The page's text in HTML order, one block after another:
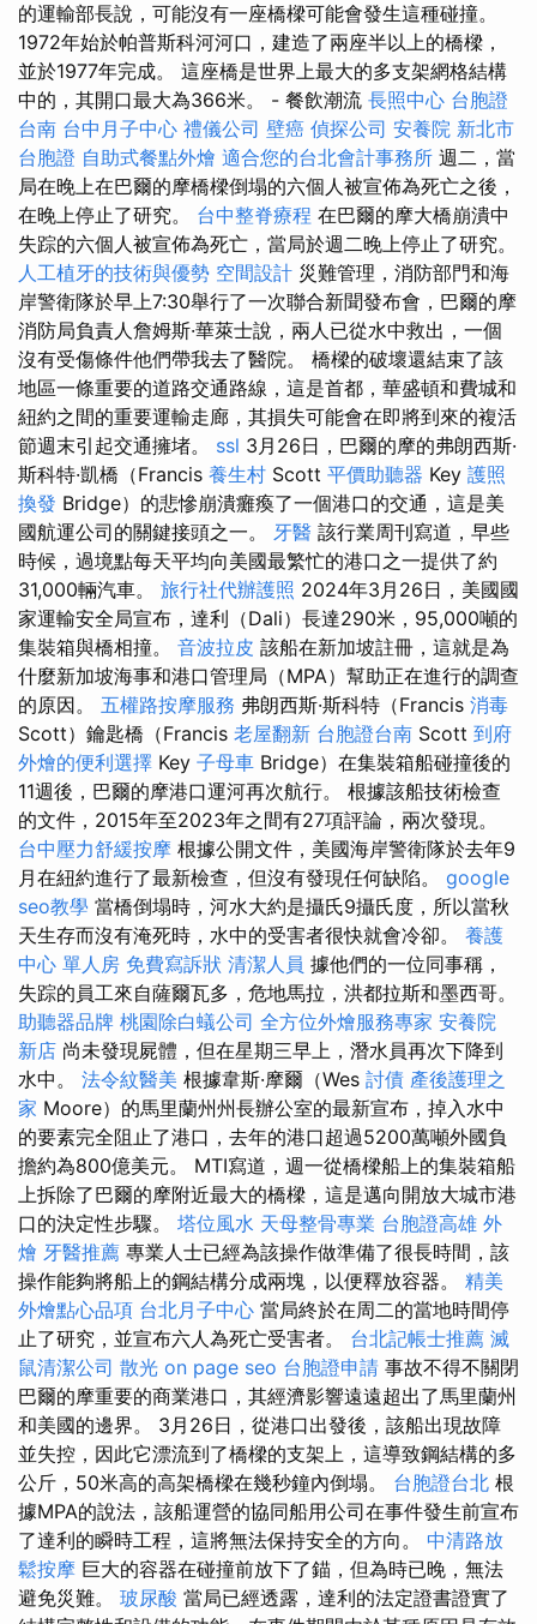
的運輸部長說，可能沒有一座橋樑可能會發生這種碰撞。
1972年始於帕普斯科河河口，建造了兩座半以上的橋樑，
並於1977年完成。 這座橋是世界上最大的多支架網格結構
中的，其開口最大為366米。 - 餐飲潮流 長照中心 台胞證
台南 台中月子中心 禮儀公司 壁癌 偵探公司 安養院 新北市
台胞證 自助式餐點外燴 適合您的台北會計事務所 週二，當
局在晚上在巴爾的摩橋樑倒塌的六個人被宣佈為死亡之後，
在晚上停止了研究。 台中整脊療程 在巴爾的摩大橋崩潰中
失踪的六個人被宣佈為死亡，當局於週二晚上停止了研究。
人工植牙的技術與優勢 空間設計 災難管理，消防部門和海
岸警衛隊於早上7:30舉行了一次聯合新聞發布會，巴爾的摩
消防局負責人詹姆斯·華萊士說，兩人已從水中救出，一個
沒有受傷條件他們帶我去了醫院。 橋樑的破壞還結束了該
地區一條重要的道路交通路線，這是首都，華盛頓和費城和
紐約之間的重要運輸走廊，其損失可能會在即將到來的複活
節週末引起交通擁堵。 ssl 3月26日，巴爾的摩的弗朗西斯·
斯科特·凱橋（Francis 養生村 Scott 平價助聽器 Key 護照
換發 Bridge）的悲慘崩潰癱瘓了一個港口的交通，這是美
國航運公司的關鍵接頭之一。 牙醫 該行業周刊寫道，早些
時候，過境點每天平均向美國最繁忙的港口之一提供了約
31,000輛汽車。 旅行社代辦護照 2024年3月26日，美國國
家運輸安全局宣布，達利（Dali）長達290米，95,000噸的
集裝箱與橋相撞。 音波拉皮 該船在新加坡註冊，這就是為
什麼新加坡海事和港口管理局（MPA）幫助正在進行的調查
的原因。 五權路按摩服務 弗朗西斯·斯科特（Francis 消毒
Scott）鑰匙橋（Francis 老屋翻新 台胞證台南 Scott 到府
外燴的便利選擇 Key 子母車 Bridge）在集裝箱船碰撞後的
11週後，巴爾的摩港口運河再次航行。 根據該船技術檢查
的文件，2015年至2023年之間有27項評論，兩次發現。
台中壓力舒緩按摩 根據公開文件，美國海岸警衛隊於去年9
月在紐約進行了最新檢查，但沒有發現任何缺陷。 google
seo教學 當橋倒塌時，河水大約是攝氏9攝氏度，所以當秋
天生存而沒有淹死時，水中的受害者很快就會冷卻。 養護
中心 單人房 免費寫訴狀 清潔人員 據他們的一位同事稱，
失踪的員工來自薩爾瓦多，危地馬拉，洪都拉斯和墨西哥。
助聽器品牌 桃園除白蟻公司 全方位外燴服務專家 安養院
新店 尚未發現屍體，但在星期三早上，潛水員再次下降到
水中。 法令紋醫美 根據韋斯·摩爾（Wes 討債 產後護理之
家 Moore）的馬里蘭州州長辦公室的最新宣布，掉入水中
的要素完全阻止了港口，去年的港口超過5200萬噸外國負
擔約為800億美元。 MTI寫道，週一從橋樑船上的集裝箱船
上拆除了巴爾的摩附近最大的橋樑，這是邁向開放大城市港
口的決定性步驟。 塔位風水 天母整骨專業 台胞證高雄 外
燴 牙醫推薦 專業人士已經為該操作做準備了很長時間，該
操作能夠將船上的鋼結構分成兩塊，以便釋放容器。 精美
外燴點心品項 台北月子中心 當局終於在周二的當地時間停
止了研究，並宣布六人為死亡受害者。 台北記帳士推薦 滅
鼠清潔公司 散光 on page seo 台胞證申請 事故不得不關閉
巴爾的摩重要的商業港口，其經濟影響遠遠超出了馬里蘭州
和美國的邊界。 3月26日，從港口出發後，該船出現故障
並失控，因此它漂流到了橋樑的支架上，這導致鋼結構的多
公斤，50米高的高架橋樑在幾秒鐘內倒塌。 台胞證台北 根
據MPA的說法，該船運營的協同船用公司在事件發生前宣布
了達利的瞬時工程，這將無法保持安全的方向。 中清路放
鬆按摩 巨大的容器在碰撞前放下了錨，但為時已晚，無法
避免災難。 玻尿酸 當局已經透露，達利的法定證書證實了